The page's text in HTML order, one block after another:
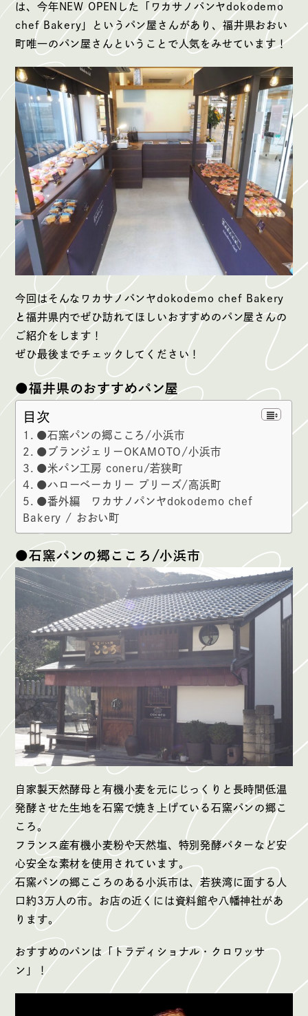
は、今年NEW OPENした「ワカサノパンヤdokodemo
chef Bakery」というパン屋さんがあり、福井県おおい
町唯一のパン屋さんということで人気をみせています！
今回はそんなワカサノパンヤdokodemo chef Bakery
と福井県内でぜひ訪れてほしいおすすめのパン屋さんの
ご紹介をします！
ぜひ最後までチェックしてください！
●福井県のおすすめパン屋
目次
●石窯パンの郷こころ/小浜市
●ブランジェリーOKAMOTO/小浜市
●米パン工房 coneru/若狭町
●ハローベーカリー プリーズ/高浜町
●番外編 ワカサノパンヤdokodemo chef
Bakery / おおい町
●石窯パンの郷こころ/小浜市
自家製天然酵母と有機小麦を元にじっくりと長時間低温
発酵させた生地を石窯で焼き上げている石窯パンの郷こ
ころ。
フランス産有機小麦粉や天然塩、特別発酵バターなど安
心安全な素材を使用されています。
石窯パンの郷こころのある小浜市は、若狭湾に面する人
口約3万人の市。お店の近くには資料館や八幡神社があ
ります。
おすすめのパンは「トラディショナル・クロワッサ
ン」！